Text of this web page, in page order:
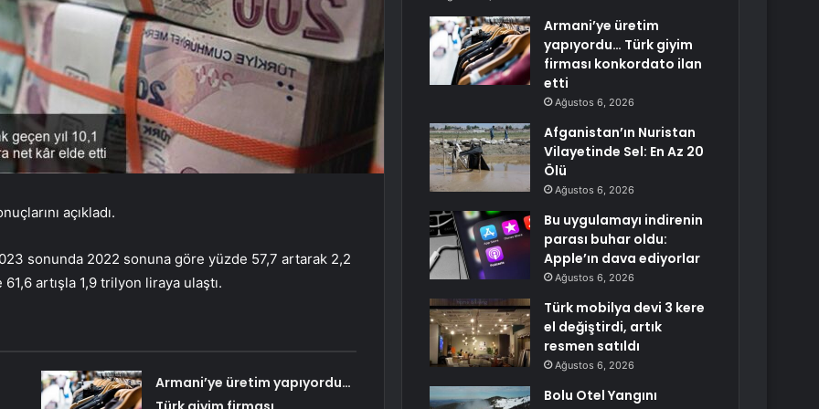
açıkladı.
sonunda 2022 sonuna göre yüzde 57,7 artarak 2,2
artışla 1,9 trilyon liraya ulaştı.
Armani’ye üretim yapıyordu…
Armani’ye üretim
yapıyordu… Türk giyim
firması konkordato ilan
etti
Ağustos 6, 2026
Afganistan’ın Nuristan
Vilayetinde Sel: En Az 20
Ölü
Ağustos 6, 2026
Bu uygulamayı indirenin
parası buhar oldu:
Apple’ın dava ediyorlar
Ağustos 6, 2026
Türk mobilya devi 3 kere
el değiştirdi, artık
resmen satıldı
Ağustos 6, 2026
Bolu Otel Yangını